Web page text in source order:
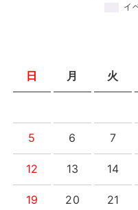
イ
日 月 火
5 6 7
12 13 14
19 20 21